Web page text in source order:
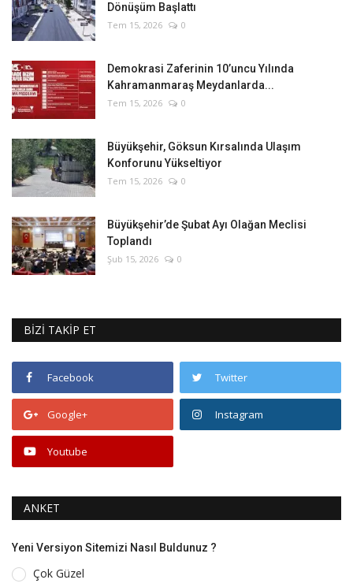
Dönüşüm Başlattı
Tem 15, 2026 0
Demokrasi Zaferinin 10’uncu Yılında
Kahramanmaraş Meydanlarda...
Tem 15, 2026 0
Büyükşehir, Göksun Kırsalında Ulaşım
Konforunu Yükseltiyor
Tem 15, 2026 0
Büyükşehir’de Şubat Ayı Olağan Meclisi
Toplandı
Şub 15, 2026 0
BİZİ TAKİP ET
Facebook Twitter
Google+ Instagram
Youtube
ANKET
Yeni Versiyon Sitemizi Nasıl Buldunuz ?
Çok Güzel